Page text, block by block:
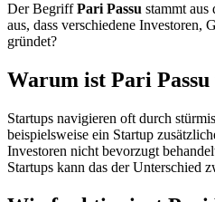
Der BegriffPari Passu stammt
aus, dass verschiedene Investoren,
gründet?
Warum ist Pari
Startups navigieren oft durch
beispielsweise ein Startup
Investoren nicht bevorzugt
Startups kann das der Unterschied